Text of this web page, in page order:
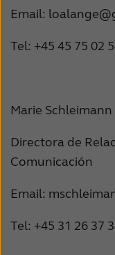
Email:
Tel: +45 45 75 02
Marie
Directora de
Comunicación
Email:
Tel: +45 31 26 37